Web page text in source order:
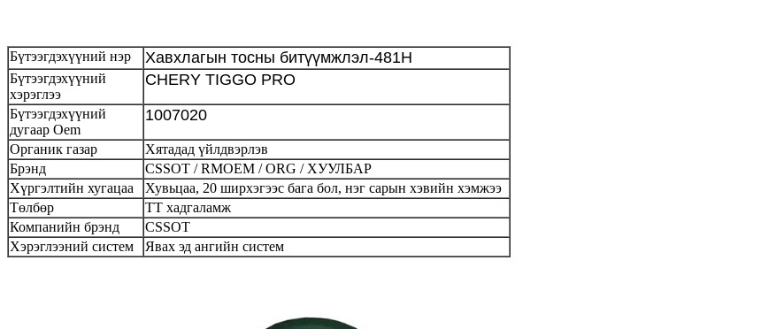
Бүтээгдэхүүний нэр Хавхлагын тосны битүүмжлэл-481H
Бүтээгдэхүүний
хэрэглээ
CHERY TIGGO PRO
Бүтээгдэхүүний
дугаар Oem
1007020
Органик газар
Хятадад үйлдвэрлэв
Брэнд
CSSOT / RMOEM / ORG / ХУУЛБАР
Хүргэлтийн хугацаа
Хувьцаа, 20 ширхэгээс бага бол, нэг сарын хэвийн хэмжээ
Төлбөр
ТТ хадгаламж
Компанийн брэнд
CSSOT
Хэрэглээний систем
Явах эд ангийн систем